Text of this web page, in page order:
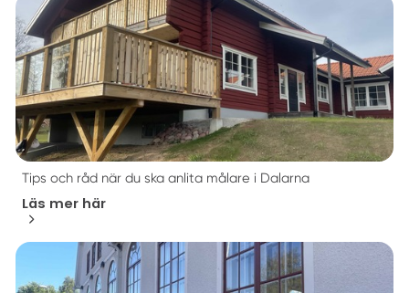
Tips och råd när du ska anlita målare i Dalarna
Läs mer här